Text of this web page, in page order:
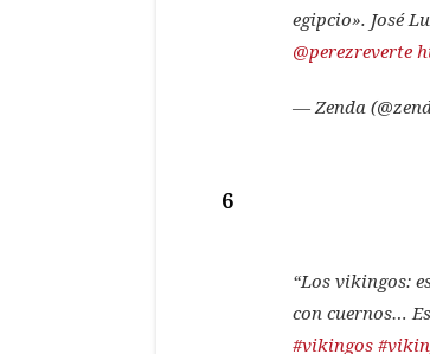
egipcio». José
@perezreverte
— Zenda
6
“Los vikingos:
con cuernos…
#vikingos